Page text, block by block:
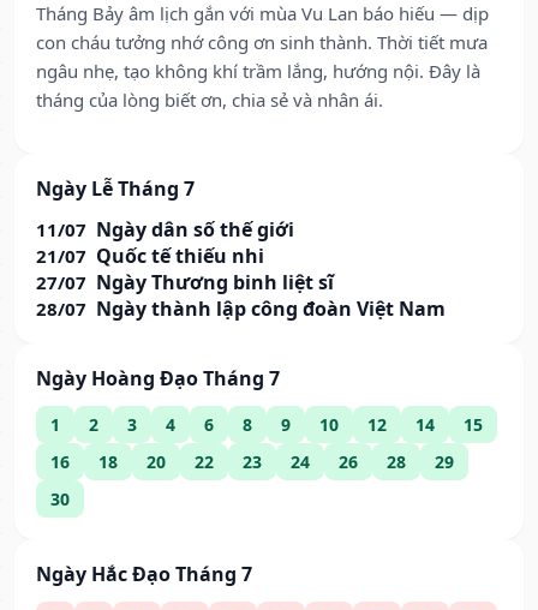
Tháng Bảy âm lịch gắn với mùa Vu Lan báo hiếu — dịp
con cháu tưởng nhớ công ơn sinh thành. Thời tiết mưa
ngâu nhẹ, tạo không khí trầm lắng, hướng nội. Đây là
tháng của lòng biết ơn, chia sẻ và nhân ái.
Ngày Lễ Tháng 7
11/07 Ngày dân số thế giới
21/07 Quốc tế thiếu nhi
27/07 Ngày Thương binh liệt sĩ
28/07 Ngày thành lập công đoàn Việt Nam
Ngày Hoàng Đạo Tháng 7
1 2 3 4 6 8 9 10 12 14
15
16
18 20 22 23 24 26 28
29
30
Ngày Hắc Đạo Tháng 7